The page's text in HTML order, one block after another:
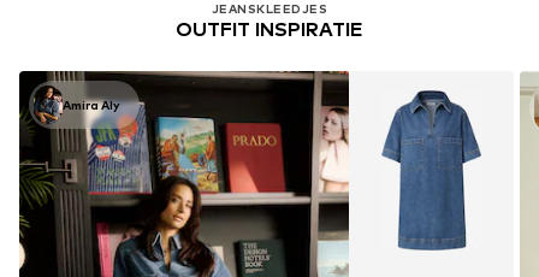
JEANSKLEEDJES
OUTFIT INSPIRATIE
Amira Aly